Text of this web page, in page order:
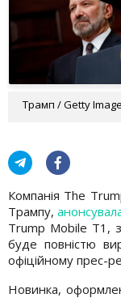
Трамп / Getty
Компанія The
Трампу,
Trump Mobile T1,
буде повністю
офіційному прес-
Новинка,